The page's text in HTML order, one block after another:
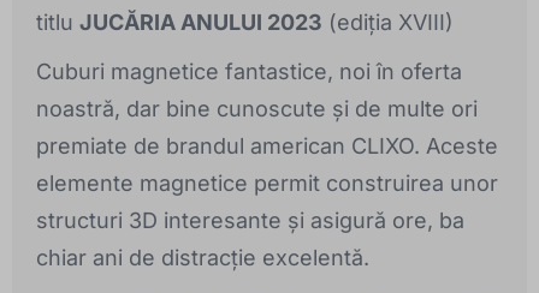
titlu JUCĂRIA ANULUI 2023 (ediția XVIII)
Cuburi magnetice fantastice, noi în oferta
noastră, dar bine cunoscute și de multe ori
premiate de brandul american CLIXO. Aceste
elemente magnetice permit construirea unor
structuri 3D interesante și asigură ore, ba
chiar ani de distracție excelentă.